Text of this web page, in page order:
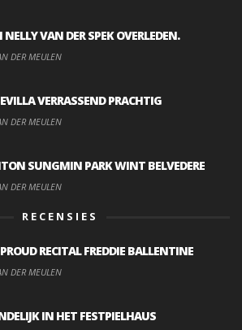
NELLY VAN DER SPEK OVERLEDEN.
DER MEULEN
VERRASSEND PRACHTIG
DER MEULEN
SUNGMIN PARK WINT BELVEDERE
DER MEULEN
RECENSIES
RECITAL FREDDIE BALLENTINE
DER MEULEN
IN HET FESTPIELHAUS